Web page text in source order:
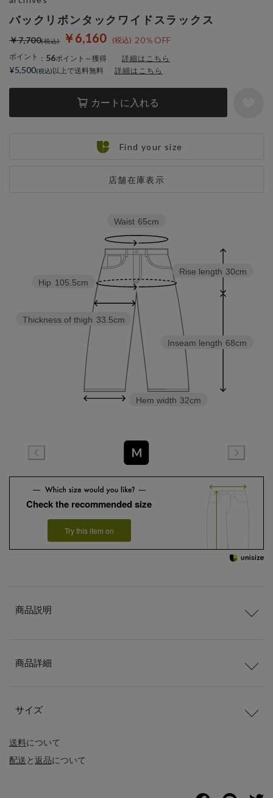
バックリボンタックワイドスラックス
￥6,160 20％OFF
￥7,700
ポイント ： 56ポイント～獲得 詳細はこちら
カートに入れる
店舗在庫表示
¥5,500 以上で送料無料 詳細はこちら
Find your size
Inseam length 68cm
Rise length 30cm
Hem width 32cm
Thickness of thigh 33.5cm
Hip 105.5cm
Waist 65cm
M
Check the recommended size
Try this item on
送料について
配送と返品について
商品説明
商品詳細
サイズ